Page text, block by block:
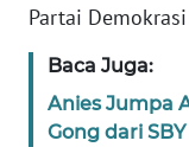
Partai
Baca Juga:
Anies Jumpa
Gong dari SBY
KONTAK
INFO
IKLAN